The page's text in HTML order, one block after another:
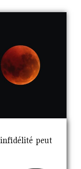
peut